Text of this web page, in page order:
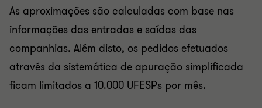
As aproximações são calculadas com base nas
informações das entradas e saídas das
companhias. Além disto, os pedidos efetuados
através da sistemática de apuração simplificada
ficam limitados a 10.000 UFESPs por mês.